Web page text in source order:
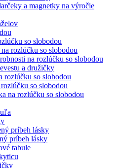
a magnetky na výročie
so slobodou
rozlúčku so slobodou
na rozlúčku so slobodou
a družičky
rozlúčku so slobodou
so slobodou
na rozlúčku so slobodou
príbeh lásky
príbeh lásky
tabule